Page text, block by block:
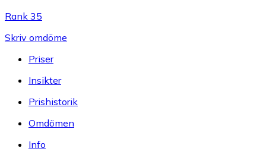
Rank 35
Skriv omdöme
Priser
Insikter
Prishistorik
Omdömen
Info